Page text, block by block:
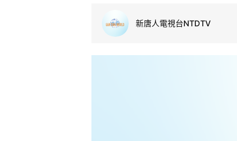
新唐人電視台NTDTV